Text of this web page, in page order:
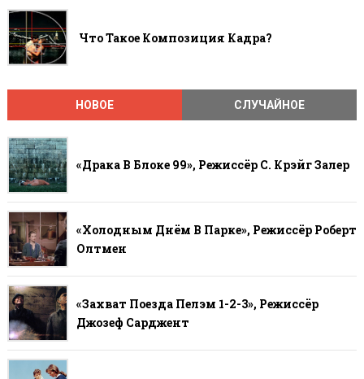
Что Такое Композиция Кадра?
НОВОЕ СЛУЧАЙНОЕ
«Драка В Блоке 99», Режиссёр С. Крэйг Залер
«Холодным Днём В Парке», Режиссёр Роберт
Олтмен
«Захват Поезда Пелэм 1-2-3», Режиссёр
Джозеф Сарджент